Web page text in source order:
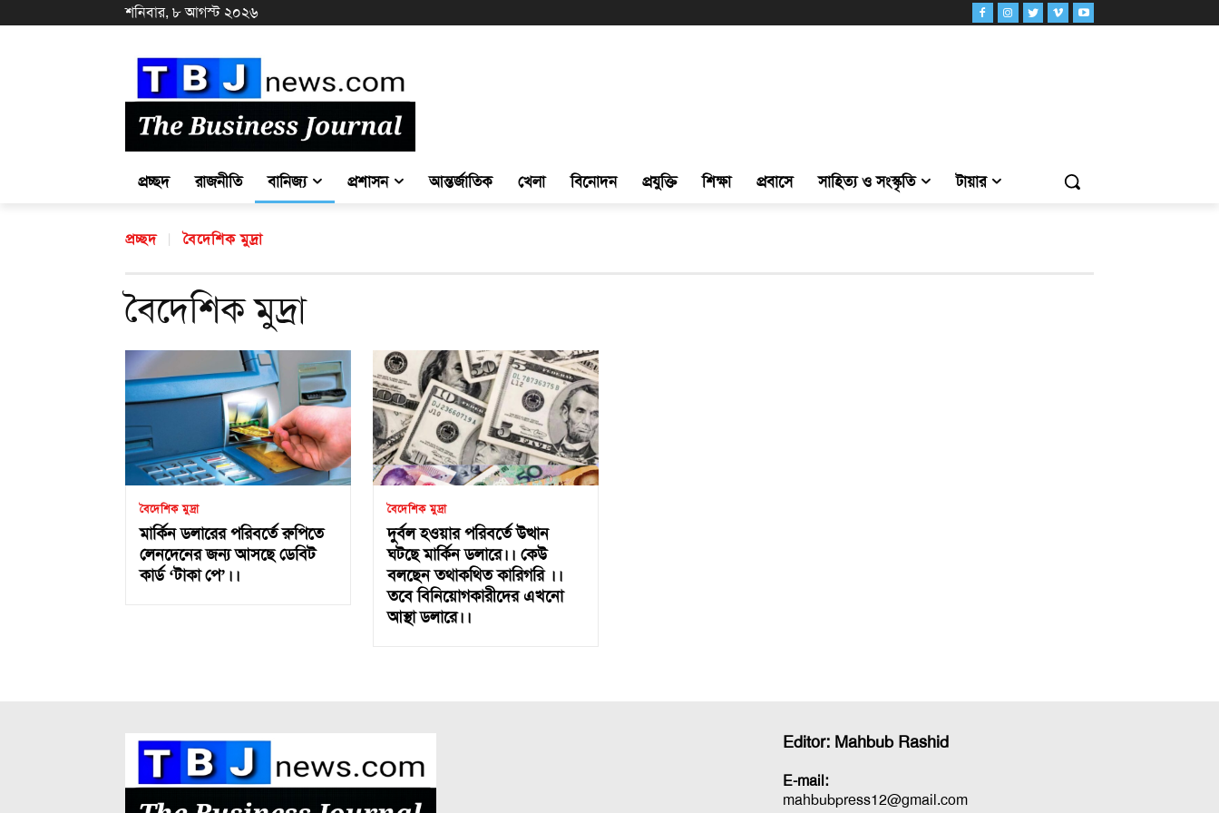
শনিবার, ৮ আগস্ট ২০২৬
প্রচ্ছদ রাজনীতি বানিজ্য প্রশাসন আন্তর্জাতিক খেলা বিনোদন প্রযুক্তি শিক্ষা প্রবাসে সাহিত্য ও সংস্কৃতি টায়ার
প্রচ্ছদ বৈদেশিক মুদ্রা
বৈদেশিক মুদ্রা
বৈদেশিক মুদ্রা
মার্কিন ডলারের পরিবর্তে রুপিতে
লেনদেনের জন্য আসছে ডেবিট
কার্ড ‘টাকা পে’।।
বৈদেশিক মুদ্রা
দুর্বল হওয়ার পরিবর্তে উত্থান
ঘটছে মার্কিন ডলারে।। কেউ
বলছেন তথাকথিত কারিগরি ।।
তবে বিনিয়োগকারীদের এখনো
আস্থা ডলারে।।
Editor: Mahbub Rashid
E-mail:
mahbubpress12@gmail.com